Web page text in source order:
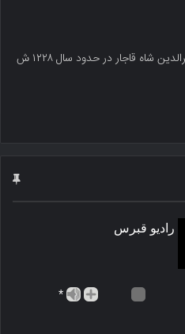
سلطان مسعود میرزا، فرزند ارشد ناصرالدین شاه قاجار در حدود سال ۱۲۲۸ ش
رادیو قبرس
*